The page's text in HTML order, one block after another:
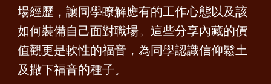
場經歷，讓同學瞭解應有的工作心態以及該
如何裝備自己面對職場。這些分享內藏的價
值觀更是軟性的福音，為同學認識信仰鬆土
及撒下福音的種子。